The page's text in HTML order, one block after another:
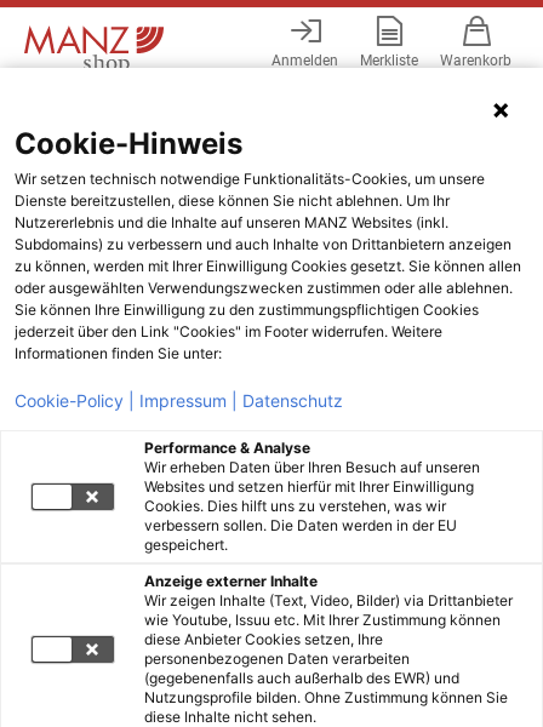
Anmelden Merkliste Warenkorb
Cookie-Hinweis
Wir setzen technisch notwendige Funktionalitäts-Cookies, um unsere
Dienste bereitzustellen, diese können Sie nicht ablehnen. Um Ihr
Nutzererlebnis und die Inhalte auf unseren MANZ Websites (inkl.
Subdomains) zu verbessern und auch Inhalte von Drittanbietern anzeigen
zu können, werden mit Ihrer Einwilligung Cookies gesetzt. Sie können allen
oder ausgewählten Verwendungszwecken zustimmen oder alle ablehnen.
Sie können Ihre Einwilligung zu den zustimmungspflichtigen Cookies
jederzeit über den Link "Cookies" im Footer widerrufen. Weitere
Informationen finden Sie unter:
Cookie-Policy | Impressum | Datenschutz
Performance & Analyse
Wir erheben Daten über Ihren Besuch auf unseren
Websites und setzen hierfür mit Ihrer Einwilligung
Cookies. Dies hilft uns zu verstehen, was wir
verbessern sollen. Die Daten werden in der EU
gespeichert.
Anzeige externer Inhalte
Wir zeigen Inhalte (Text, Video, Bilder) via Drittanbieter
wie Youtube, Issuu etc. Mit Ihrer Zustimmung können
diese Anbieter Cookies setzen, Ihre
personenbezogenen Daten verarbeiten
(gegebenenfalls auch außerhalb des EWR) und
Nutzungsprofile bilden. Ohne Zustimmung können Sie
diese Inhalte nicht sehen.